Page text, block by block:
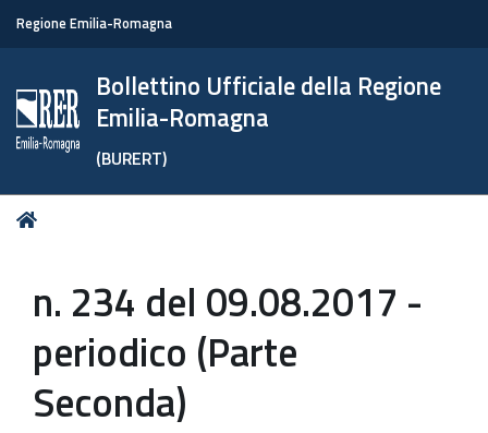
Regione Emilia-Romagna
Bollettino Ufficiale della Regione
Emilia-Romagna
(BURERT)
Tu
n. 234 del 09.08.2017 -
periodico (Parte
Seconda)